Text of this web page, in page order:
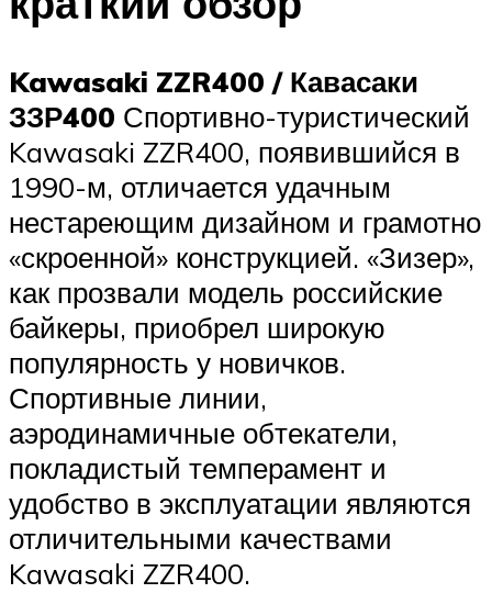
Kawasaki ZZR400 / Кавасаки
ЗЗР400 Спортивно-туристический
Kawasaki ZZR400, появившийся в
1990-м, отличается удачным
нестареющим дизайном и грамотно
«скроенной» конструкцией. «Зизер»,
как прозвали модель российские
байкеры, приобрел широкую
популярность у новичков.
Спортивные линии,
аэродинамичные обтекатели,
покладистый темперамент и
удобство в эксплуатации являются
отличительными качествами
Kawasaki ZZR400.